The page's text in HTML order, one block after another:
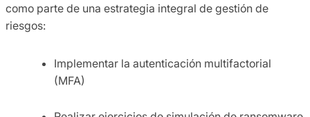
como parte de una estrategia integral de gestión de
riesgos:
Implementar la autenticación multifactorial
(MFA)